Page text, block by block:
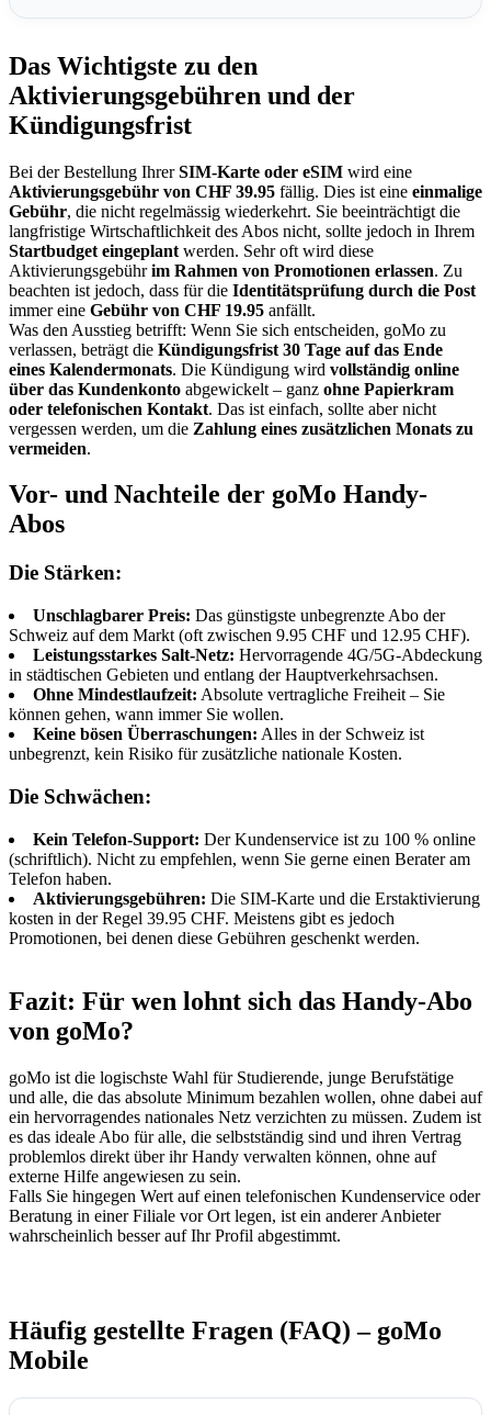
Das Wichtigste zu den
Aktivierungsgebühren und der
Kündigungsfrist
Bei der Bestellung IhrerSIM-Karte oder eSIM wird eine
Aktivierungsgebühr von CHF 39.95 fällig. Dies ist eine einmalige
Gebühr, die nicht regelmässig wiederkehrt. Sie beeinträchtigt die
langfristige Wirtschaftlichkeit des Abos nicht, sollte jedoch in Ihrem
Startbudget eingeplant werden. Sehr oft wird diese
Aktivierungsgebührim Rahmen von Promotionen erlassen. Zu
beachten ist jedoch, dass für die Identitätsprüfung durch die Post
immer eine Gebühr von CHF 19.95 anfällt.
Was den Ausstieg betrifft: Wenn Sie sich entscheiden, goMo zu
verlassen, beträgt die Kündigungsfrist 30 Tage auf das Ende
eines Kalendermonats. Die Kündigung wird vollständig online
über das Kundenkonto abgewickelt – ganz ohne Papierkram
oder telefonischen Kontakt. Das ist einfach, sollte aber nicht
vergessen werden, um die Zahlung eines zusätzlichen Monats zu
vermeiden.
Vor- und Nachteile der goMo Handy-
Abos
Die Stärken:
Unschlagbarer Preis: Das günstigste unbegrenzte Abo der
Schweiz auf dem Markt (oft zwischen 9.95 CHF und 12.95 CHF).
Leistungsstarkes Salt-Netz: Hervorragende 4G/5G-Abdeckung
in städtischen Gebieten und entlang der Hauptverkehrsachsen.
Ohne Mindestlaufzeit: Absolute vertragliche Freiheit – Sie
können gehen, wann immer Sie wollen.
Keine bösen Überraschungen: Alles in der Schweiz ist
unbegrenzt, kein Risiko für zusätzliche nationale Kosten.
Die Schwächen:
Kein Telefon-Support: Der Kundenservice ist zu 100 % online
(schriftlich). Nicht zu empfehlen, wenn Sie gerne einen Berater am
Telefon haben.
Aktivierungsgebühren: Die SIM-Karte und die Erstaktivierung
kosten in der Regel 39.95 CHF. Meistens gibt es jedoch
Promotionen, bei denen diese Gebühren geschenkt werden.
Fazit: Für wen lohnt sich das Handy-Abo
von goMo?
goMo ist die logischste Wahl für Studierende, junge Berufstätige
und alle, die das absolute Minimum bezahlen wollen, ohne dabei auf
ein hervorragendes nationales Netz verzichten zu müssen. Zudem ist
es das ideale Abo für alle, die selbstständig sind und ihren Vertrag
problemlos direkt über ihr Handy verwalten können, ohne auf
externe Hilfe angewiesen zu sein.
Falls Sie hingegen Wert auf einen telefonischen Kundenservice oder
Beratung in einer Filiale vor Ort legen, ist ein anderer Anbieter
wahrscheinlich besser auf Ihr Profil abgestimmt.
Häufig gestellte Fragen (FAQ) – goMo
Mobile